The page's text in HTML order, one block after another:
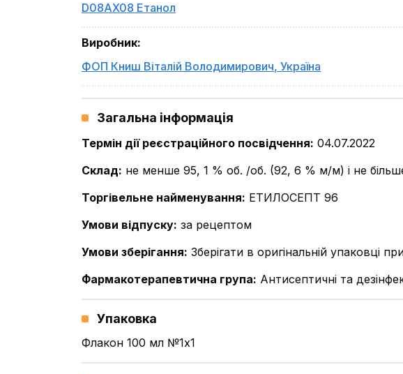
D08AX08 Етанол
Виробник:
ФОП Книш Віталій Володимирович, Україна
Загальна інформація
Термін дії реєстраційного посвідчення: 04.07.2022
Склад: не менше 95, 1 % об. /об. (92, 6 % м/м) і не
Торгівельне найменування: ЕТИЛОСЕПТ 96
Умови відпуску: за рецептом
Умови зберігання: Зберігати в оригінальній упаковці
Фармакотерапевтична група: Антисептичні та
Упаковка
Флакон 100 мл №1x1